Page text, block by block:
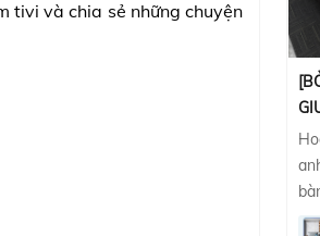
tivi và chia sẻ những chuyện